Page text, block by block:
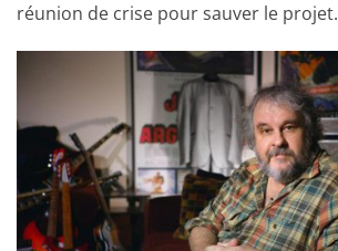
réunion de crise pour sauver le projet.